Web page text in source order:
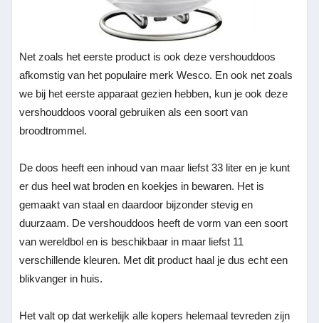
Net zoals het eerste product is ook deze vershouddoos
afkomstig van het populaire merk Wesco. En ook net zoals
we bij het eerste apparaat gezien hebben, kun je ook deze
vershouddoos vooral gebruiken als een soort van
broodtrommel.
De doos heeft een inhoud van maar liefst 33 liter en je kunt
er dus heel wat broden en koekjes in bewaren. Het is
gemaakt van staal en daardoor bijzonder stevig en
duurzaam. De vershouddoos heeft de vorm van een soort
van wereldbol en is beschikbaar in maar liefst 11
verschillende kleuren. Met dit product haal je dus echt een
blikvanger in huis.
Het valt op dat werkelijk alle kopers helemaal tevreden zijn